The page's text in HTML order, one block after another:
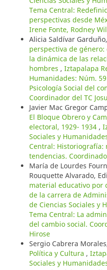
Tema Central:
perspectivas desde
Irene Fonte, Rodney
Alicia Saldívar Garduño,
perspectiva de
la dinámica de las
hombres , Iztapalapa
Humanidades: Núm.
Psicología Social del
Coordinador del TC
Javier Mac Gregor
El Bloque Obrero y
electoral, 1929- 1934 ,
Sociales y
Central: Historiografía:
tendencias.
María de Lourdes
Rouquette Alvarado,
material educativo por
de la carrera de
de Ciencias Sociales y
Tema Central: La
del cambio social.
Hirose
Sergio Cabrera
Política y Cultura ,
Sociales y